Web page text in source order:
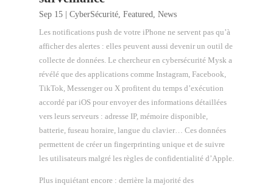
Sep 15| CyberSécurité, Featured, News
Les notifications push de votre iPhone ne servent pas qu’à
afficher des alertes : elles peuvent aussi devenir un outil de
collecte de données. Le chercheur en cybersécurité Mysk a
révélé que des applications comme Instagram, Facebook,
TikTok, Messenger ou X profitent du temps d’exécution
accordé par iOS pour envoyer des informations détaillées
vers leurs serveurs : adresse IP, mémoire disponible,
batterie, fuseau horaire, langue du clavier… Ces données
permettent de créer un fingerprinting unique et de suivre
les utilisateurs malgré les règles de confidentialité d’Apple.
Plus inquiétant encore : derrière la majorité des